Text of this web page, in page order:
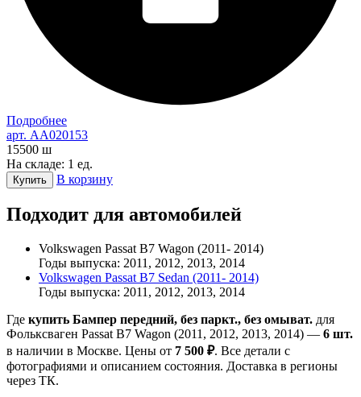
Подробнее
арт. AA020153
15500 ш
На складе: 1 ед.
Купить В корзину
Подходит для автомобилей
Volkswagen Passat B7 Wagon (2011- 2014)
Годы выпуска: 2011, 2012, 2013, 2014
Volkswagen Passat B7 Sedan (2011- 2014)
Годы выпуска: 2011, 2012, 2013, 2014
Где купить Бампер передний, без паркт., без омыват. для
Фольксваген Passat B7 Wagon (2011, 2012, 2013, 2014) — 6 шт.
в наличии в Москве. Цены от 7 500 ₽. Все детали с
фотографиями и описанием состояния. Доставка в регионы
через ТК.